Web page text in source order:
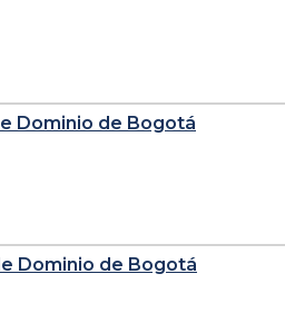
Dominio de Bogotá
Dominio de Bogotá